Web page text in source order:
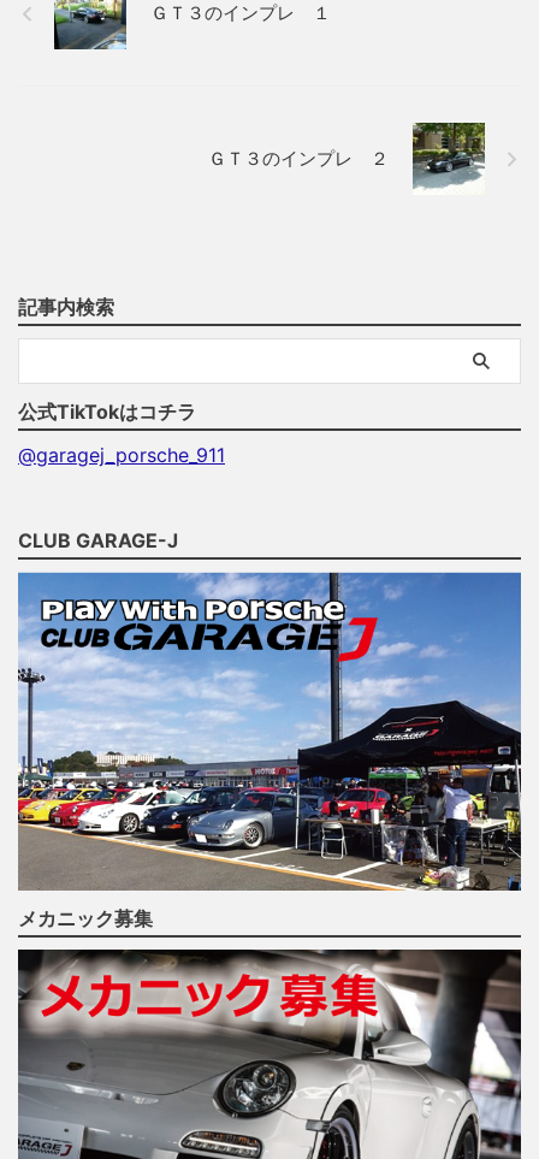
ＧＴ３のインプレ １
ＧＴ３のインプレ ２
記事内検索
公式TikTokはコチラ
@garagej_porsche_911
CLUB GARAGE-J
メカニック募集